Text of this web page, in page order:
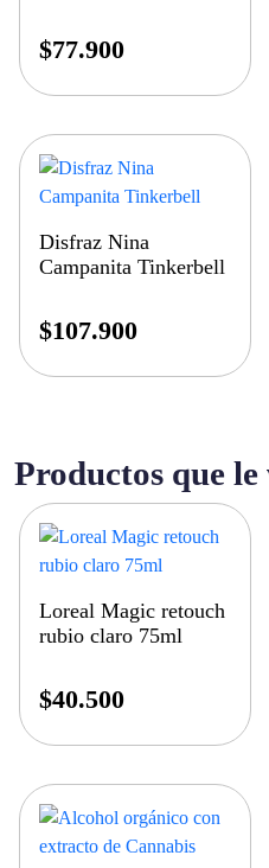
$77.900
Disfraz Nina
Campanita Tinkerbell
$107.900
Productos que
Loreal Magic retouch
rubio claro 75ml
$40.500